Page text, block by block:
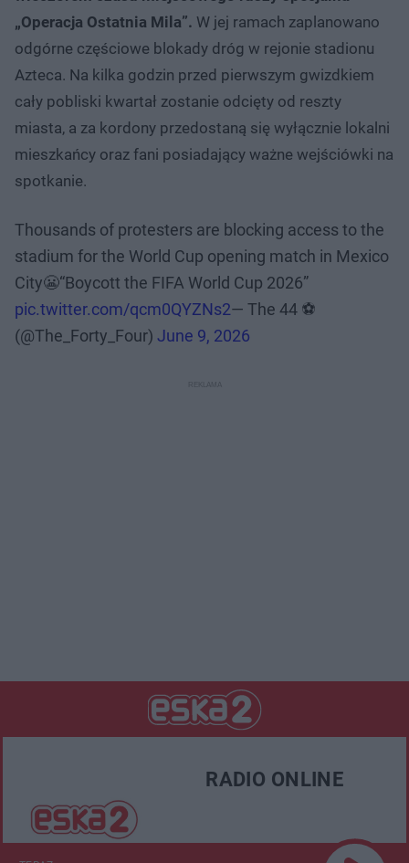
„Operacja Ostatnia Mila”. W jej ramach zaplanowano
odgórne częściowe blokady dróg w rejonie stadionu
Azteca. Na kilka godzin przed pierwszym gwizdkiem
cały pobliski kwartał zostanie odcięty od reszty
miasta, a za kordony przedostaną się wyłącznie lokalni
mieszkańcy oraz fani posiadający ważne wejściówki na
spotkanie.
Thousands of protesters are blocking access to the
stadium for the World Cup opening match in Mexico
City😬“Boycott the FIFA World Cup 2026”
pic.twitter.com/qcm0QYZNs2— The 44 ⚽️
(@The_Forty_Four) June 9, 2026
RADIO ONLINE